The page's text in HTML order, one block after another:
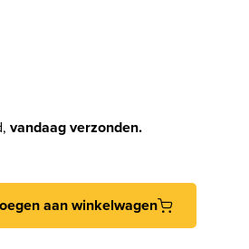
vandaag verzonden.
mm rvs gepolijst aantal
aan winkelwagen